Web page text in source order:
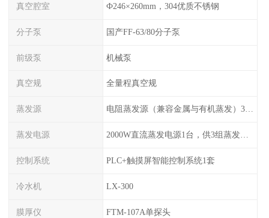
真空腔室 Ф246×260mm，304优质不锈钢
分子泵 国产FF-63/80分子泵
前级泵 机械泵
真空规 全量程真空规
蒸发源 电阻蒸发源（兼容金属与有机蒸发）3组，可切换使用
蒸发电源 2000W直流蒸发电源1台，供3组蒸发源切换使用
控制系统 PLC+触摸屏智能控制系统1套
冷水机 LX-300
膜厚仪 FTM-107A单探头